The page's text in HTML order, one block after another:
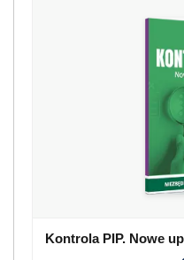
Kontrola PIP. Nowe